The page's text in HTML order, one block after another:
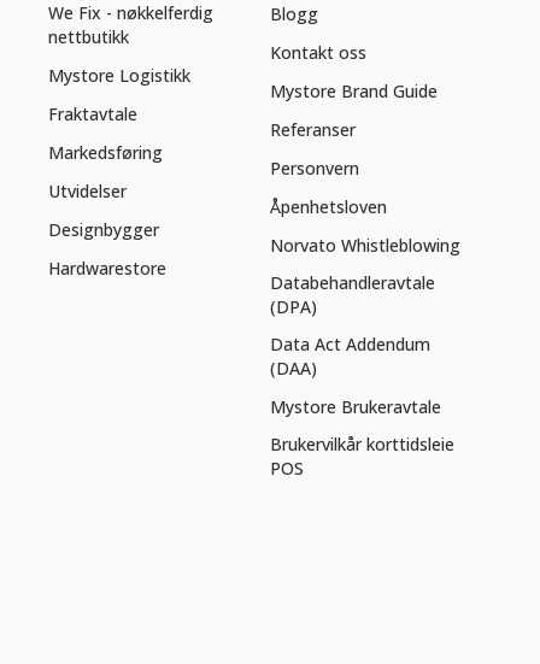
We Fix - nøkkelferdig
nettbutikk
Mystore Logistikk
Fraktavtale
Markedsføring
Utvidelser
Designbygger
Hardwarestore
Blogg
Kontakt oss
Mystore Brand Guide
Referanser
Personvern
Åpenhetsloven
Norvato Whistleblowing
Databehandleravtale
(DPA)
Data Act Addendum
(DAA)
Mystore Brukeravtale
Brukervilkår korttidsleie
POS